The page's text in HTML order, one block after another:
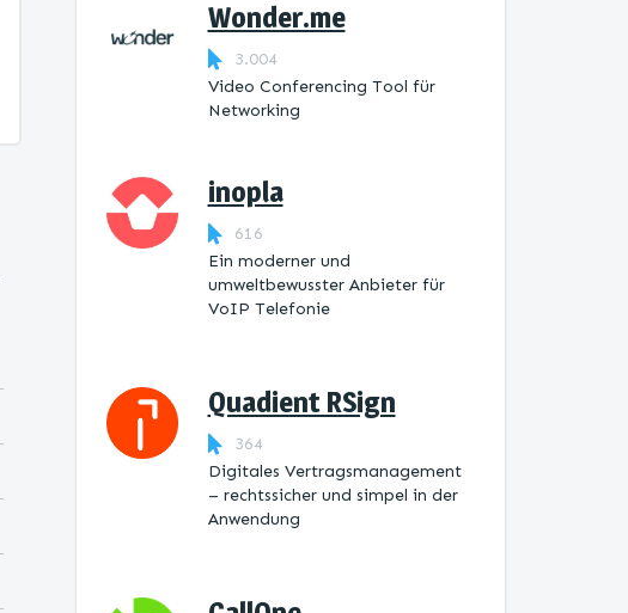
Wonder.me
3.004
Video Conferencing Tool für
Networking
inopla
616
Ein moderner und
umweltbewusster Anbieter für
VoIP Telefonie
Quadient RSign
364
Digitales Vertragsmanagement
– rechtssicher und simpel in der
Anwendung